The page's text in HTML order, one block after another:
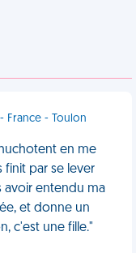
France - Toulon
en me
finit par se lever
avoir entendu ma
et donne un
c'est une fille."